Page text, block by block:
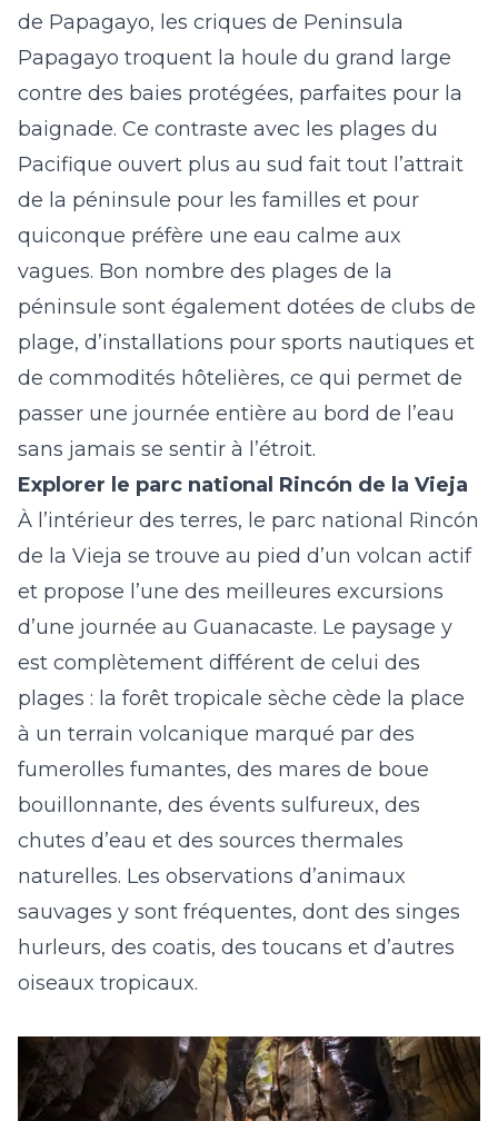
de Papagayo, les criques de Peninsula
Papagayo troquent la houle du grand large
contre des baies protégées, parfaites pour la
baignade. Ce contraste avec les plages du
Pacifique ouvert plus au sud fait tout l’attrait
de la péninsule pour les familles et pour
quiconque préfère une eau calme aux
vagues. Bon nombre des plages de la
péninsule sont également dotées de clubs de
plage, d’installations pour sports nautiques et
de commodités hôtelières, ce qui permet de
passer une journée entière au bord de l’eau
sans jamais se sentir à l’étroit.
Explorer le parc national Rincón de la Vieja
À l’intérieur des terres, le parc national Rincón
de la Vieja se trouve au pied d’un volcan actif
et propose l’une des meilleures excursions
d’une journée au Guanacaste. Le paysage y
est complètement différent de celui des
plages : la forêt tropicale sèche cède la place
à un terrain volcanique marqué par des
fumerolles fumantes, des mares de boue
bouillonnante, des évents sulfureux, des
chutes d’eau et des sources thermales
naturelles. Les observations d’animaux
sauvages y sont fréquentes, dont des singes
hurleurs, des coatis, des toucans et d’autres
oiseaux tropicaux.